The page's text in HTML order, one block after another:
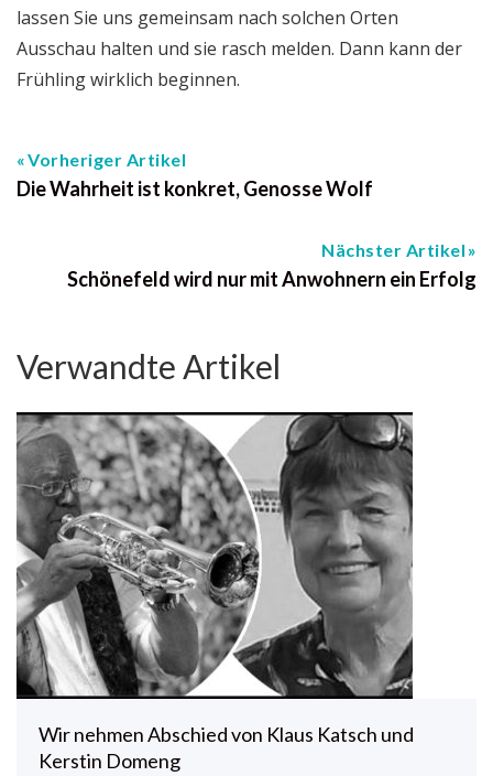
lassen Sie uns gemeinsam nach solchen Orten
Ausschau halten und sie rasch melden. Dann kann der
Frühling wirklich beginnen.
Vorheriger Artikel
Die Wahrheit ist konkret, Genosse Wolf
Nächster Artikel
Schönefeld wird nur mit Anwohnern ein Erfolg
Verwandte Artikel
Wir nehmen Abschied von Klaus Katsch und
Kerstin Domeng